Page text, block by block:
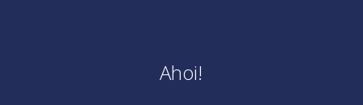
Ahoi!